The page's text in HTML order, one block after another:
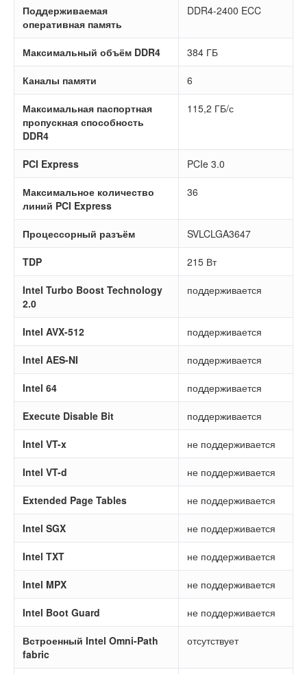
Поддерживаемая
оперативная память
DDR4-2400 ECC
Максимальный объём DDR4 384 ГБ
Каналы памяти 6
Максимальная паспортная
пропускная способность
DDR4
115,2 ГБ/с
PCI Express PCIe 3.0
Максимальное количество
линий PCI Express
36
Процессорный разъём SVLCLGA3647
TDP 215 Вт
Intel Turbo Boost Technology
2.0
поддерживается
Intel AVX-512 поддерживается
Intel AES-NI поддерживается
Intel 64 поддерживается
Execute Disable Bit поддерживается
Intel VT-x не поддерживается
Intel VT-d не поддерживается
Extended Page Tables не поддерживается
Intel SGX не поддерживается
Intel TXT не поддерживается
Intel MPX не поддерживается
Intel Boot Guard не поддерживается
Встроенный Intel Omni-Path
fabric
отсутствует